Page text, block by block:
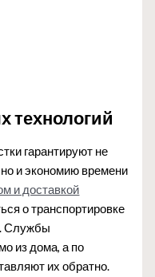
технологий
гарантируют не
и экономию времени
и доставкой
о транспортировке
Службы
из дома, а по
их обратно.